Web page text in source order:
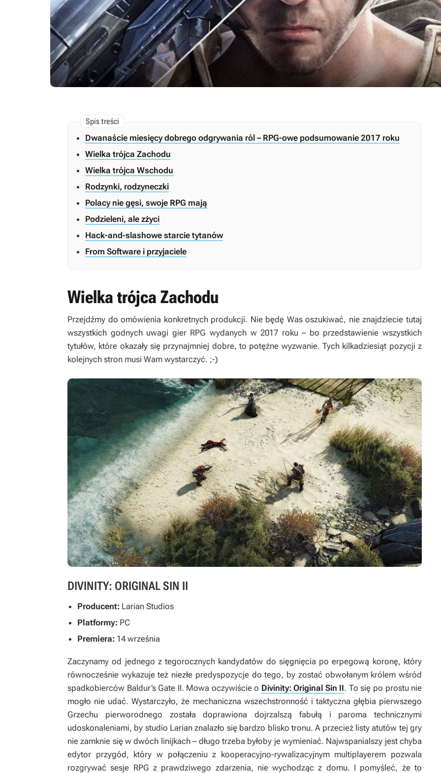
Dwanaście miesięcy dobrego odgrywania ról – RPG-owe podsumowanie 2017 roku
Wielka trójca Zachodu
Wielka trójca Wschodu
Rodzynki, rodzyneczki
Polacy nie gęsi, swoje RPG mają
Podzieleni, ale zżyci
Hack-and-slashowe starcie tytanów
From Software i przyjaciele
Wielka trójca Zachodu
Przejdźmy do omówienia konkretnych produkcji. Nie będę Was oszukiwać, nie znajdziecie tutaj
wszystkich godnych uwagi gier RPG wydanych w 2017 roku – bo przedstawienie wszystkich
tytułów, które okazały się przynajmniej dobre, to potężne wyzwanie. Tych kilkadziesiąt pozycji z
kolejnych stron musi Wam wystarczyć. ;-)
DIVINITY: ORIGINAL SIN II
Producent: Larian Studios
Platformy: PC
Premiera: 14 września
Zaczynamy od jednego z tegorocznych kandydatów do sięgnięcia po erpegową koronę, który
równocześnie wykazuje też niezłe predyspozycje do tego, by zostać obwołanym królem wśród
spadkobierców Baldur’s Gate II. Mowa oczywiście o Divinity: Original Sin II. To się po prostu nie
mogło nie udać. Wystarczyło, że mechaniczna wszechstronność i taktyczna głębia pierwszego
Grzechu pierworodnego została doprawiona dojrzalszą fabułą i paroma technicznymi
udoskonaleniami, by studio Larian znalazło się bardzo blisko tronu. A przecież listy atutów tej gry
nie zamknie się w dwóch linijkach – długo trzeba byłoby je wymieniać. Najwspanialszy jest chyba
edytor przygód, który w połączeniu z kooperacyjno-rywalizacyjnym multiplayerem pozwala
rozgrywać sesje RPG z prawdziwego zdarzenia, nie wychodząc z domu. I pomyśleć, że to